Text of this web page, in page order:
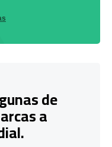
de
a